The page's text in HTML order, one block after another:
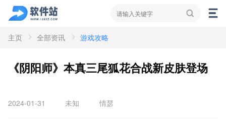
资讯
新闻 攻略
主页 全部资讯 游戏攻略
《阴阳师》本真三尾狐花合战新皮肤登场
2024-01-31 未知 情瑟